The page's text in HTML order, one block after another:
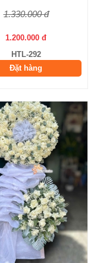
1.330.000 đ
1.200.000 đ
HTL-292
Đặt hàng